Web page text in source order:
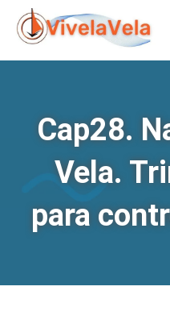
Saltar
Cap28.
Vela.
para